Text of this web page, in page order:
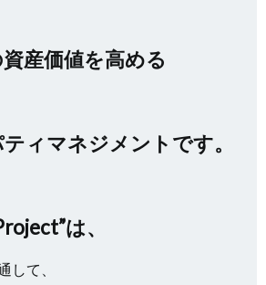
産価値を高める
ィマネジメントです。
は、
して、